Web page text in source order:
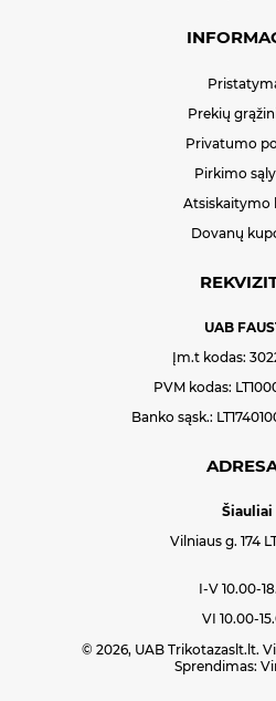
Prekių
Privatumo
Pirkimo
Atsiskaitymo
Dovanų
UAB
Įm.t kodas:
PVM kodas:
Banko sąsk.:
Šiauliai
Vilniaus g. 174
I-V 10.00-
VI 10.00-
© 2026, UAB Trikotazaslt.lt.
Sprendimas: